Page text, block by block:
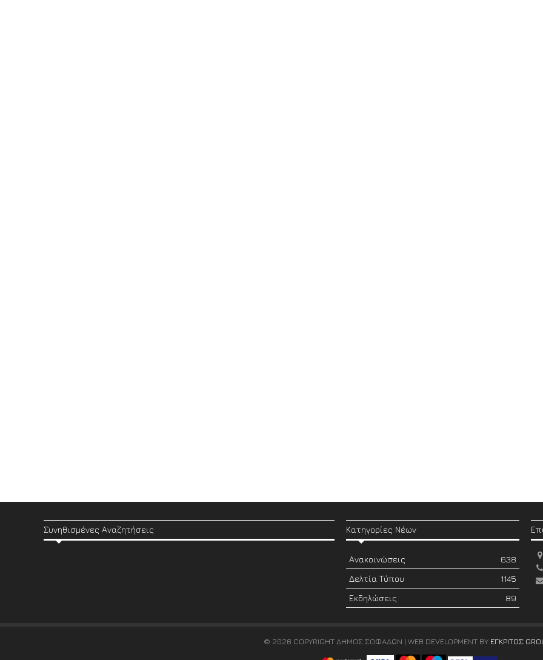
Συνηθισμένες Αναζητήσεις Κατηγορίες Νέων
Ανακοινώσεις
638
Δελτία Τύπου
1145
Εκδηλώσεις
89
© 2026 COPYRIGHT ΔΗΜΟΣ ΣΟΦΑΔΩΝ | WEB DEVELOPMENT BY ΕΓΚΡΙΤΟΣ